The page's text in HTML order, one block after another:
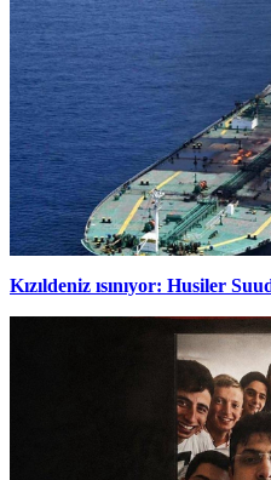
Kızıldeniz ısınıyor: Husiler